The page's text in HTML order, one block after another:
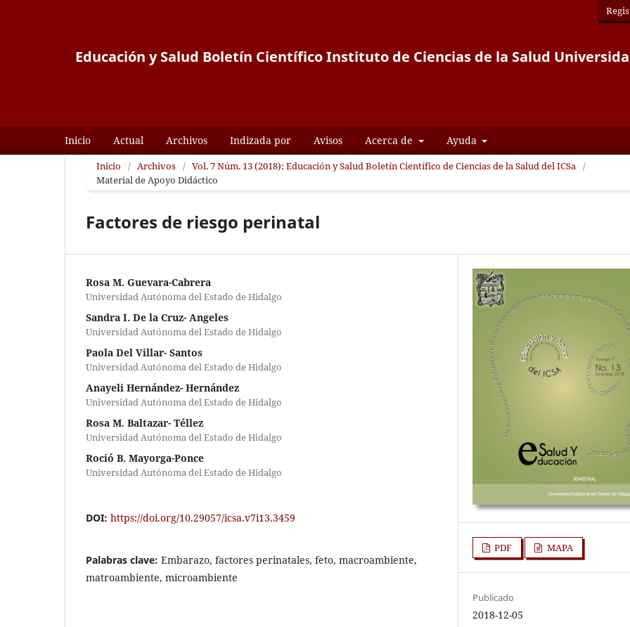
Educación y Salud Boletín Científico Instituto de Ciencias de la Salud
Inicio Actual Archivos Indizada por Avisos Acerca de Ayuda
Inicio / Archivos / Vol. 7 Núm. 13 (2018): Educación y Salud Boletín Científico de Ciencias de la Salud del ICSa /
Material de Apoyo Didáctico
Factores de riesgo perinatal
Rosa M. Guevara-Cabrera
Universidad Autónoma del Estado de Hidalgo
Sandra I. De la Cruz- Angeles
Universidad Autónoma del Estado de Hidalgo
Paola Del Villar- Santos
Universidad Autónoma del Estado de Hidalgo
Anayeli Hernández- Hernández
Universidad Autónoma del Estado de Hidalgo
Rosa M. Baltazar- Téllez
Universidad Autónoma del Estado de Hidalgo
Roció B. Mayorga-Ponce
Universidad Autónoma del Estado de Hidalgo
DOI: https://doi.org/10.29057/icsa.v7i13.3459
Palabras clave: Embarazo, factores perinatales, feto, macroambiente,
matroambiente, microambiente
PDF MAPA
Publicado
2018-12-05